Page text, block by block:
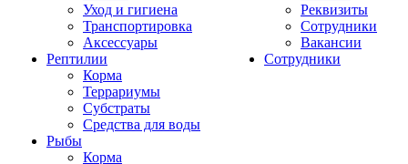
Уход и гигиена
Транспортировка
Аксессуары
Рептилии
Корма
Террариумы
Субстраты
Средства для воды
Рыбы
Корма
Реквизиты
Сотрудники
Вакансии
Сотрудники